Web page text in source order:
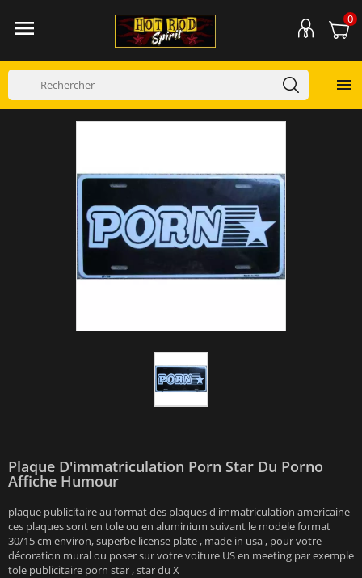
 0

Plaque D'immatriculation Porn Star Du Porno
Affiche Humour
plaque publicitaire au format des plaques d'immatriculation americaine
ces plaques sont en tole ou en aluminium suivant le modele format
30/15 cm environ, superbe license plate , made in usa , pour votre
décoration mural ou poser sur votre voiture US en meeting par exemple
tole publicitaire porn star , star du X